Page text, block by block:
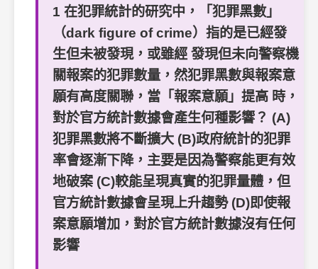
1 在犯罪統計的研究中，「犯罪黑數」
（dark figure of crime）指的是已經發
生但未被發現，或雖經 發現但未向警察機
關報案的犯罪數量，然犯罪黑數與報案意
願有高度關聯，當「報案意願」提高 時，
對於官方統計數據會產生何種影響？ (A)
犯罪黑數將不斷擴大 (B)政府統計的犯罪
率會逐漸下降，主要是因為警察能更有效
地破案 (C)較能呈現真實的犯罪量體，但
官方統計數據會呈現上升趨勢 (D)即使報
案意願增加，對於官方統計數據沒有任何
影響